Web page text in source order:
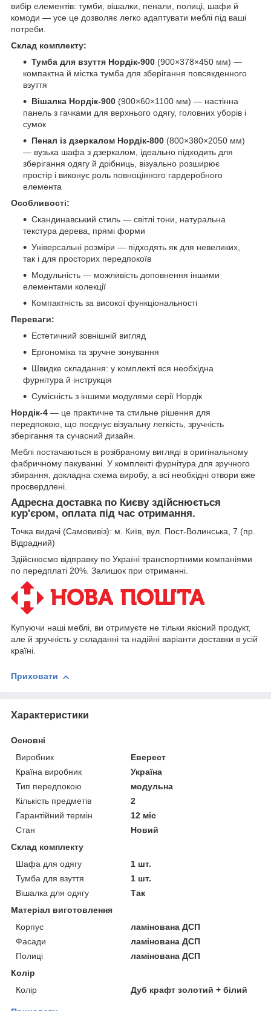
вибір елементів: тумби, вішалки, пенали, полиці, шафи й
комоди — усе це дозволяє легко адаптувати меблі під ваші
потреби.
Склад комплекту:
Тумба для взуття Нордік-900 (900×378×450 мм) —
компактна й містка тумба для зберігання повсякденного
взуття
Вішалка Нордік-900 (900×60×1100 мм) — настінна
панель з гачками для верхнього одягу, головних уборів і
сумок
Пенал із дзеркалом Нордік-800 (800×380×2050 мм)
— вузька шафа з дзеркалом, ідеально підходить для
зберігання одягу й дрібниць, візуально розширює
простір і виконує роль повноцінного гардеробного
елемента
Особливості:
Скандинавський стиль — світлі тони, натуральна
текстура дерева, прямі форми
Універсальні розміри — підходять як для невеликих,
так і для просторих передпокоїв
Модульність — можливість доповнення іншими
елементами колекції
Компактність за високої функціональності
Переваги:
Естетичний зовнішній вигляд
Ергономіка та зручне зонування
Швидке складання: у комплекті вся необхідна
фурнітура й інструкція
Сумісність з іншими модулями серії Нордік
Нордік-4 — це практичне та стильне рішення для
передпокою, що поєднує візуальну легкість, зручність
зберігання та сучасний дизайн.
Меблі постачаються в розібраному вигляді в оригінальному
фабричному пакуванні. У комплекті фурнітура для зручного
збирання, докладна схема виробу, а всі необхідні отвори вже
просвердлені.
Адресна доставка по Києву здійснюється
кур'єром, оплата під час отримання.
Точка видачі (Самовивіз): м. Київ, вул. Пост-Волинська, 7 (пр.
Відрадний)
Здійснюємо відправку по Україні транспортними компаніями
по передплаті 20%. Залишок при отриманні.
Купуючи наші меблі, ви отримуєте не тільки якісний продукт,
але й зручність у складанні та надійні варіанти доставки в усій
країні.
Приховати
Характеристики
Основні
Виробник
Еверест
Країна виробник
Україна
Тип передпокою
модульна
Кількість предметів
2
Гарантійний термін
12 міс
Стан
Новий
Склад комплекту
Шафа для одягу
1 шт.
Тумба для взуття
1 шт.
Вішалка для одягу
Так
Матеріал виготовлення
Корпус
ламінована ДСП
Фасади
ламінована ДСП
Полиці
ламінована ДСП
Колір
Колір
Дуб крафт золотий + білий